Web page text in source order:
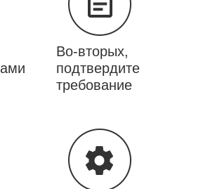
Во-вторых,
подтвердите
требование